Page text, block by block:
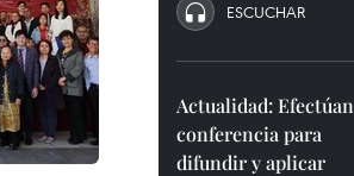
ESCUCHAR
Actualidad: Efectúan
conferencia para
difundir y aplicar